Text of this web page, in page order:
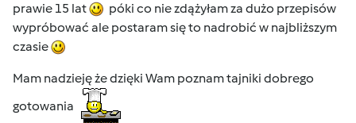
prawie 15 lat
póki co nie zdążyłam za dużo przepisów
wypróbować ale postaram się to nadrobić w najbliższym
czasie
Mam nadzieję że dzięki Wam poznam tajniki dobrego
gotowania